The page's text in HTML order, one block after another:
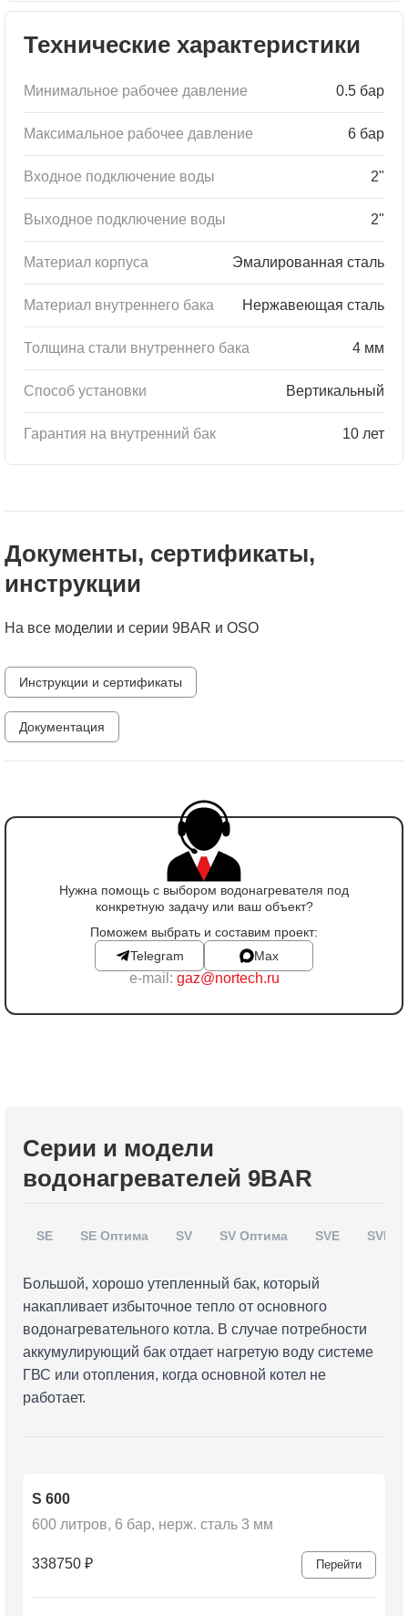
Технические характеристики
Минимальное рабочее давление 0.5 бар
Максимальное рабочее давление 6 бар
Входное подключение воды 2"
Выходное подключение воды 2"
Материал корпуса Эмалированная сталь
Материал внутреннего бака Нержавеющая сталь
Толщина стали внутреннего бака 4 мм
Способ установки Вертикальный
Гарантия на внутренний бак 10 лет
Документы, сертификаты,
инструкции
На все моделии и серии 9BAR и OSO
Инструкции и сертификаты
Документация
Нужна помощь с выбором водонагревателя под
конкретную задачу или ваш объект?
Поможем выбрать и составим проект:
Telegram
Max
e-mail: gaz@nortech.ru
Серии и модели
водонагревателей 9BAR
SE SE Оптима SV SV Оптима SVE SVE
Большой, хорошо утепленный бак, который
накапливает избыточное тепло от основного
водонагревательного котла. В случае потребности
аккумулирующий бак отдает нагретую воду системе
ГВС или отопления, когда основной котел не
работает.
S 600
600 литров, 6 бар, нерж. сталь 3 мм
338750 ₽ Перейти